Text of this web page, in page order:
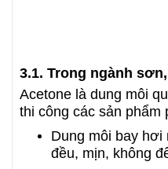
3.1. Trong ngành
Acetone là dung môi
thi công các sản phẩm
Dung môi bay hơi
đều, mịn, không